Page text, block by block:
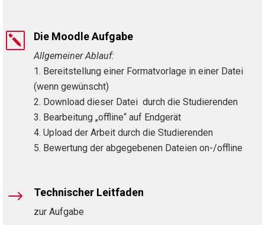
k Die Moodle Aufgabe
Allgemeiner Ablauf:
Bereitstellung einer Formatvorlage in einer Datei
(wenn gewünscht)
Download dieser Datei durch die Studierenden
Bearbeitung „offline“ auf Endgerät
Upload der Arbeit durch die Studierenden
Bewertung der abgegebenen Dateien on-/offline
$ Technischer Leitfaden
zur Aufgabe